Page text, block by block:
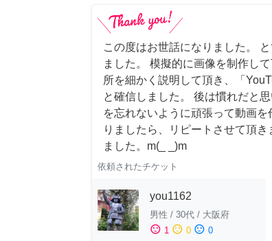
この度はお世話になりました。
ました。 模擬的に画像を制作し
所を細かく説明して頂き、「
と確信しました。 後は慣れだと
を忘れないように頑張って動画
りましたら、リピートさせて頂
ました。m(_ _)m
依頼されたチケット
you1162
男性 / 30代 / 大阪府
sentiment_satisfied 1 sentiment_neutral 0 sentiment_dissatisfied 0